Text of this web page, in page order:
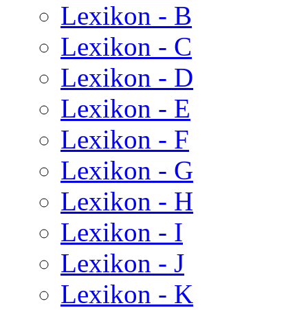
Lexikon - B
Lexikon - C
Lexikon - D
Lexikon - E
Lexikon - F
Lexikon - G
Lexikon - H
Lexikon - I
Lexikon - J
Lexikon - K